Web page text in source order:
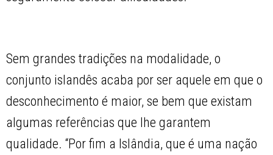
Sem grandes tradições na modalidade, o
conjunto islandês acaba por ser aquele em que o
desconhecimento é maior, se bem que existam
algumas referências que lhe garantem
qualidade. “Por fim a Islândia, que é uma nação